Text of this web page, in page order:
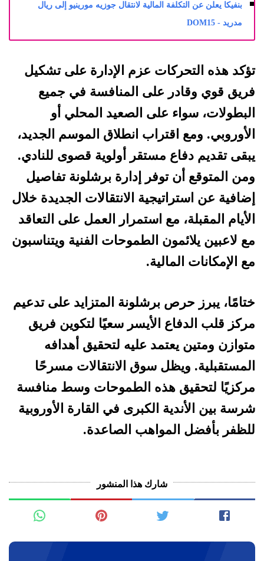
بنفيكا يعلن عن التكلفة المالية لانتقال جوزيه مورينيو إلى ريال
مدريد - DOM15
تؤكد هذه التحركات عزم الإدارة على تشكيل
فريق قوي وقادر على المنافسة في جميع
البطولات، سواء على الصعيد المحلي أو
الأوروبي. ومع اقتراب انطلاق الموسم الجديد،
يبقى تقديم دفاع مستقر أولوية قصوى للنادي.
ومن المتوقع أن توفر إدارة برشلونة تفاصيل
إضافية عن استراتيجية الانتقالات الجديدة خلال
الأيام المقبلة، مع استمرار العمل على التعاقد
مع لاعبين يلائمون الطموحات الفنية ويتناسبون
مع الإمكانات المالية.
ختامًا، يبرز حرص برشلونة المتزايد على تدعيم
مركز قلب الدفاع الأيسر سعيًا لتكوين فريق
متوازن ومتين يعتمد عليه لتحقيق أهدافه
المستقبلية. ويظل سوق الانتقالات مسرحًا
مركزيًا لتحقيق هذه الطموحات وسط منافسة
شرسة بين الأندية الكبرى في القارة الأوروبية
للظفر بأفضل المواهب الصاعدة.
شارك هذا المنشور